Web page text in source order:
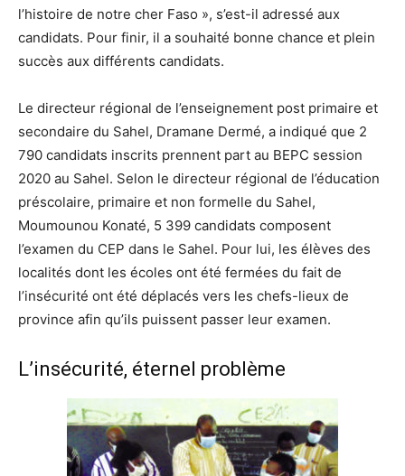
l’histoire de notre cher Faso », s’est-il adressé aux
candidats. Pour finir, il a souhaité bonne chance et plein
succès aux différents candidats.
Le directeur régional de l’enseignement post primaire et
secondaire du Sahel, Dramane Dermé, a indiqué que 2
790 candidats inscrits prennent part au BEPC session
2020 au Sahel. Selon le directeur régional de l’éducation
préscolaire, primaire et non formelle du Sahel,
Moumounou Konaté, 5 399 candidats composent
l’examen du CEP dans le Sahel. Pour lui, les élèves des
localités dont les écoles ont été fermées du fait de
l’insécurité ont été déplacés vers les chefs-lieux de
province afin qu’ils puissent passer leur examen.
L’insécurité, éternel problème